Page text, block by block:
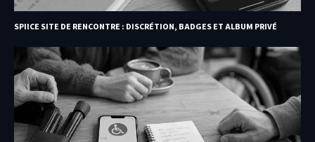
SPIICE SITE DE RENCONTRE : DISCRÉTION, BADGES ET ALBUM PRIVÉ